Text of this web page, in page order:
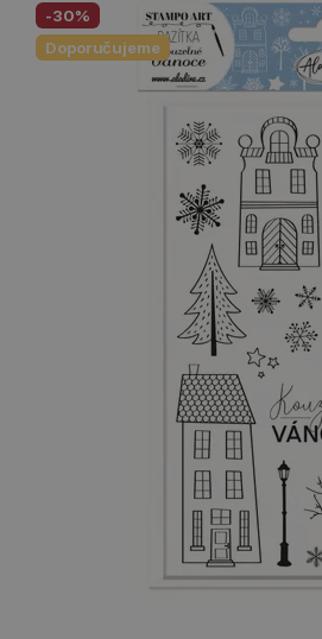
-30%
Doporučujeme
Designs
Radost pro
každou
Chci si vybrat